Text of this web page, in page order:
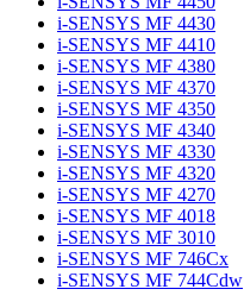
i-SENSYS MF 4430
i-SENSYS MF 4410
i-SENSYS MF 4380
i-SENSYS MF 4370
i-SENSYS MF 4350
i-SENSYS MF 4340
i-SENSYS MF 4330
i-SENSYS MF 4320
i-SENSYS MF 4270
i-SENSYS MF 4018
i-SENSYS MF 3010
i-SENSYS MF 746Cx
i-SENSYS MF 744Cdw